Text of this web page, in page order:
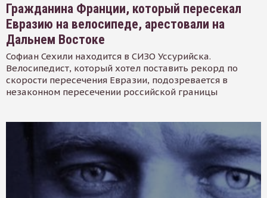
Гражданина Франции, который пересекал
Евразию на велосипеде, арестовали на
Дальнем Востоке
Софиан Сехили находится в СИЗО Уссурийска.
Велосипедист, который хотел поставить рекорд по
скорости пересечения Евразии, подозревается в
незаконном пересечении российской границы